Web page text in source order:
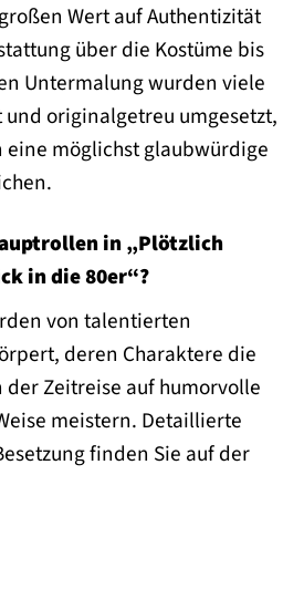
Wert auf Authentizität
über die Kostüme bis
Untermalung wurden viele
originalgetreu umgesetzt,
eine möglichst glaubwürdige
in „Plötzlich
in die 80er“?
von talentierten
deren Charaktere die
Zeitreise auf humorvolle
meistern. Detaillierte
finden Sie auf der